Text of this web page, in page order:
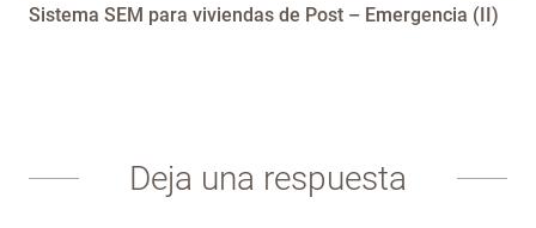
Sistema SEM para viviendas de Post – Emergencia (II)
Deja una respuesta